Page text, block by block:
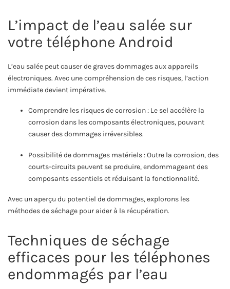
L’impact de l’eau salée sur
votre téléphone Android
L’eau salée peut causer de graves dommages aux appareils
électroniques. Avec une compréhension de ces risques, l’action
immédiate devient impérative.
Comprendre les risques de corrosion : Le sel accélère la
corrosion dans les composants électroniques, pouvant
causer des dommages irréversibles.
Possibilité de dommages matériels : Outre la corrosion, des
courts-circuits peuvent se produire, endommageant des
composants essentiels et réduisant la fonctionnalité.
Avec un aperçu du potentiel de dommages, explorons les
méthodes de séchage pour aider à la récupération.
Techniques de séchage
efficaces pour les téléphones
endommagés par l’eau